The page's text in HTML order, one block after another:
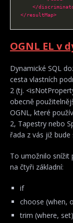
</
</resultMap>
OGNL EL v
Dynamické SQL
cesta vlastních
2 (tj.
obecně
OGNL, které
2, Tapestry nebo
řada z vás již
To umožnilo snížit
na čtyři základní:
if
choose (when,
trim (where, set)